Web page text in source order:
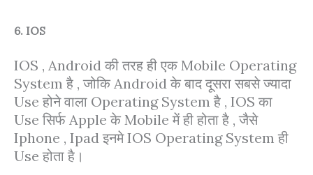
6. IOS
IOS , Android की तरह ही एक Mobile Operating
System है , जोकि Android के बाद दूसरा सबसे ज्यादा
Use होने वाला Operating System है , IOS का
Use सिर्फ Apple के Mobile में ही होता है , जैसे
Iphone , Ipad इनमे IOS Operating System ही
Use होता है।